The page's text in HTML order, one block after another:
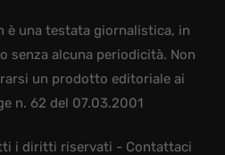
è una testata giornalistica, in
senza alcuna periodicità. Non
un prodotto editoriale ai
n. 62 del 07.03.2001
i diritti riservati - Contattaci